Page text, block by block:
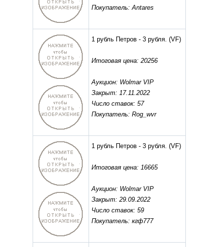
Покупатель: Antares
1 рубль Петров - 3 рубля. (VF)
Итоговая цена: 20256
Аукцион: Wolmar VIP
Закрыт: 17.11.2022
Число ставок: 57
Покупатель: Rog_wvr
1 рубль Петров - 3 рубля. (VF)
Итоговая цена: 16665
Аукцион: Wolmar VIP
Закрыт: 29.09.2022
Число ставок: 59
Покупатель: кгф777